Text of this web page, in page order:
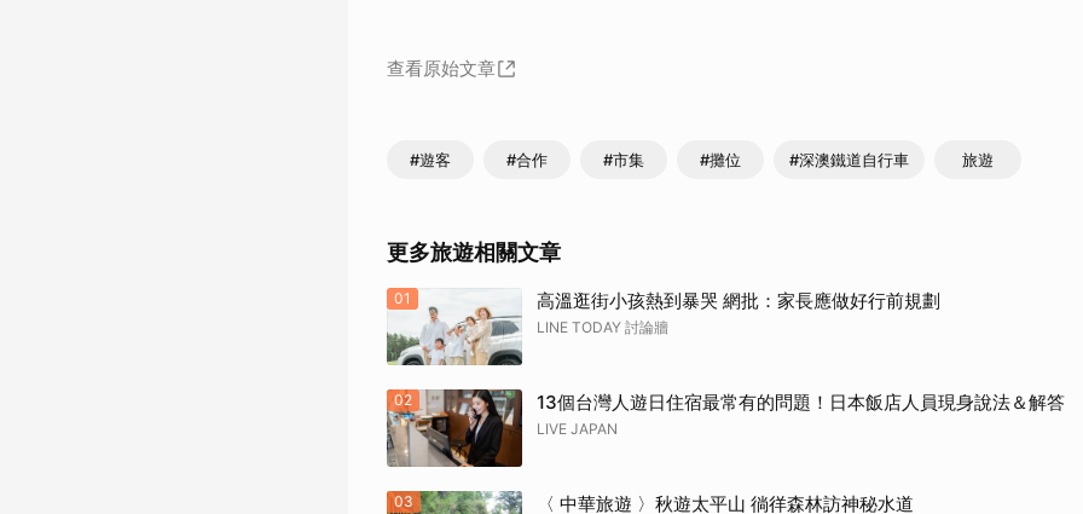
查看原始文章
#遊客 #合作 #市集 #攤位 #深澳鐵道自行車 旅遊
更多旅遊相關文章
01 高溫逛街小孩熱到暴哭 網批：家長應做好行前規劃
LINE TODAY 討論牆
02 13個台灣人遊日住宿最常有的問題！日本飯店人員現身說法＆解答
LIVE JAPAN
03 〈 中華旅遊 〉秋遊太平山 徜徉森林訪神秘水道